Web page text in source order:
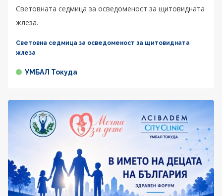
Световната седмица за осведоменост за щитовидната
жлеза.
Световна седмица за осведоменост за щитовидната
жлеза
УМБАЛ Токуда